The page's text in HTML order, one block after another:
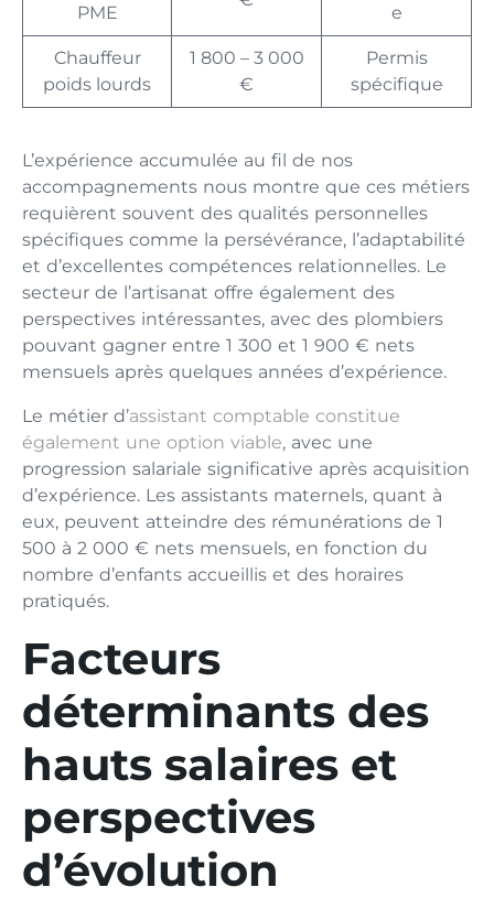
PME
e
Chauffeur
poids lourds
1 800 – 3 000
€
Permis
spécifique
L’expérience accumulée au fil de nos
accompagnements nous montre que ces métiers
requièrent souvent des qualités personnelles
spécifiques comme la persévérance, l’adaptabilité
et d’excellentes compétences relationnelles. Le
secteur de l’artisanat offre également des
perspectives intéressantes, avec des plombiers
pouvant gagner entre 1 300 et 1 900 € nets
mensuels après quelques années d’expérience.
Le métier d’assistant comptable constitue
également une option viable, avec une
progression salariale significative après acquisition
d’expérience. Les assistants maternels, quant à
eux, peuvent atteindre des rémunérations de 1
500 à 2 000 € nets mensuels, en fonction du
nombre d’enfants accueillis et des horaires
pratiqués.
Facteurs
déterminants des
hauts salaires et
perspectives
d’évolution